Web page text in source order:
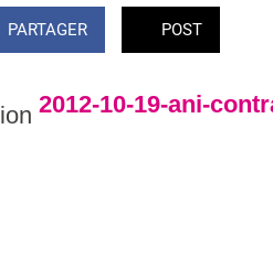
PARTAGER POST
2012-10-19-ani-